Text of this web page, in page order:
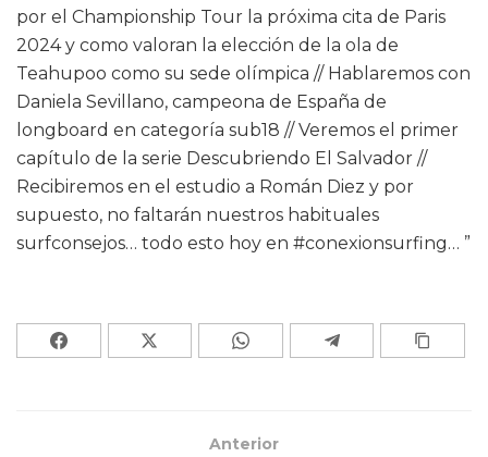
por el Championship Tour la próxima cita de Paris
2024 y como valoran la elección de la ola de
Teahupoo como su sede olímpica // Hablaremos con
Daniela Sevillano, campeona de España de
longboard en categoría sub18 // Veremos el primer
capítulo de la serie Descubriendo El Salvador //
Recibiremos en el estudio a Román Diez y por
supuesto, no faltarán nuestros habituales
surfconsejos… todo esto hoy en #conexionsurfing… ”
Anterior